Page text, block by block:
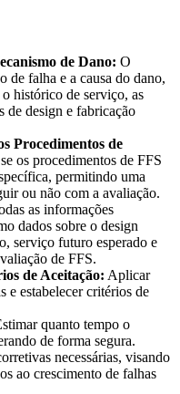
de Dano: O
de falha e a causa do dano,
histórico de serviço, as
de design e fabricação
Procedimentos de
os procedimentos de FFS
permitindo uma
ou não com a avaliação.
as informações
dados sobre o design
serviço futuro esperado e
de FFS.
de Aceitação: Aplicar
e estabelecer critérios de
quanto tempo o
de forma segura.
necessárias, visando
ao crescimento de falhas